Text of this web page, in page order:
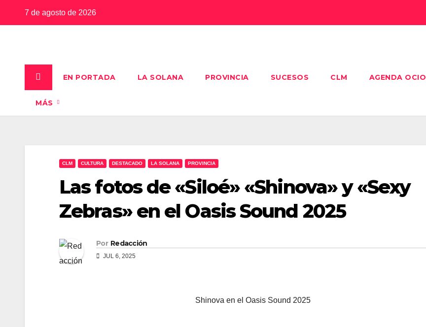
7 de agosto de 2026
EN PORTADA LA SOLANA PROVINCIA SUCESOS CLM AGENDA OCIO
MÁS
CLM CULTURA DESTACADO LA SOLANA PROVINCIA
Las fotos de «Siloé» «Shinova» y «Sexy
Zebras» en el Oasis Sound 2025
Por Redacción
JUL 6, 2025
Shinova en el Oasis Sound 2025